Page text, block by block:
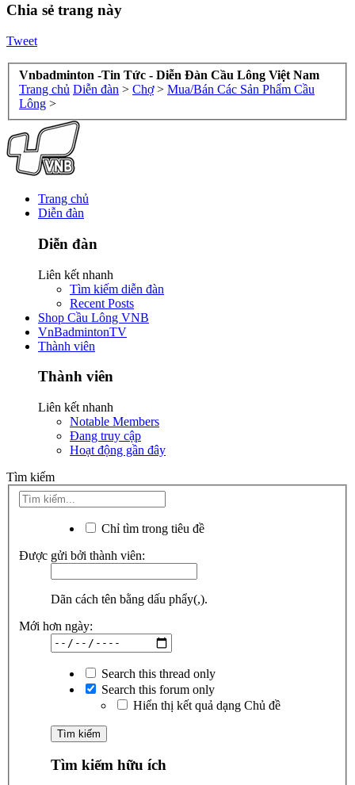
Chia sẻ trang này
Tweet
Vnbadminton -Tin Tức - Diễn Đàn Cầu Lông Việt Nam
Trang chủ Diễn đàn > Chợ > Mua/Bán Các Sản Phẩm Cầu
Lông >
Trang chủ
Diễn đàn
Diễn đàn
Liên kết nhanh
Tìm kiếm diễn đàn
Recent Posts
Shop Cầu Lông VNB
VnBadmintonTV
Thành viên
Thành viên
Liên kết nhanh
Notable Members
Đang truy cập
Hoạt động gần đây
Tìm kiếm
Chỉ tìm trong tiêu đề
Được gửi bởi thành viên:
Dãn cách tên bằng dấu phẩy(,).
Mới hơn ngày:
Search this thread only
Search this forum only
Hiển thị kết quả dạng Chủ đề
Tìm kiếm hữu ích